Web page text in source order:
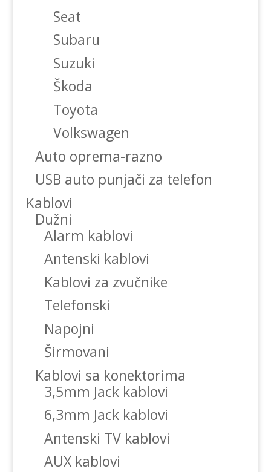
Seat
Subaru
Suzuki
Škoda
Toyota
Volkswagen
Auto oprema-razno
USB auto punjači za telefon
Kablovi
Dužni
Alarm kablovi
Antenski kablovi
Kablovi za zvučnike
Telefonski
Napojni
Širmovani
Kablovi sa konektorima
3,5mm Jack kablovi
6,3mm Jack kablovi
Antenski TV kablovi
AUX kablovi